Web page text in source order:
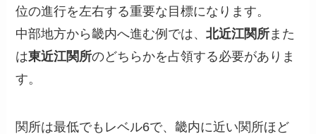
位の進行を左右する重要な目標になります。
中部地方から畿内へ進む例では、北近江関所また
は東近江関所のどちらかを占領する必要がありま
す。
関所は最低でもレベル6で、畿内に近い関所ほど